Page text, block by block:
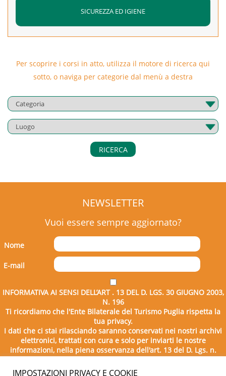
SICUREZZA ED IGIENE
Per scoprire i corsi in atto, utilizza il motore di ricerca qui
sotto, o naviga per categorie dal menù a destra
RICERCA
NEWSLETTER
Vuoi essere sempre aggiornato?
Nome
E-mail
INFORMATIVA AI SENSI DELL’ART . 13 DEL D. LGS. 30 GIUGNO 2003,
N. 196
Ti ricordiamo che l'Ente Bilaterale del Turismo Puglia rispetta la
tua privacy.
I dati che ci stai rilasciando saranno conservati nei nostri archivi
elettronici, trattati con cura e solo per inviarti le nostre
informazioni, nella piena osservanza dell'art. 13 del D. Lgs. n.
196/2003.
IMPOSTAZIONI PRIVACY E COOKIE